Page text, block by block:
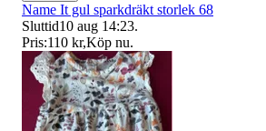
Name It gul sparkdräkt storlek 68
Sluttid10 aug 14:23.
Pris:110 kr,Köp nu.